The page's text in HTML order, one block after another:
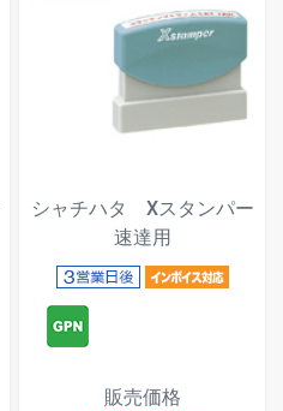
シャチハタ Xスタンパー
速達用
販売価格